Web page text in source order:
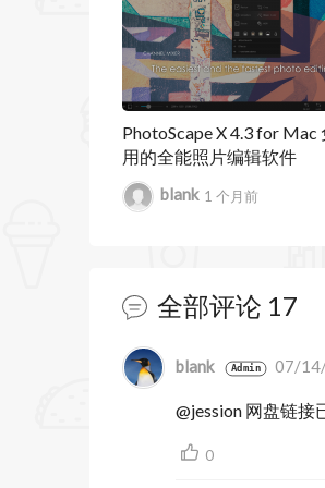
引擎，Luminar Neo
所需的内存更少。新
速度，从上传到应用
使用新的重新照明选
题，从而实现对曝光
背景中不需要的元素。
通过轻松的图层工作
层和视觉效果，为图
PhotoScape X 4.3 for Mac
用的全能照片编辑软件
blank 1 个月前
全部评论 17
暂无跟帖
blank Admin 07/
@jession 网盘链接
0